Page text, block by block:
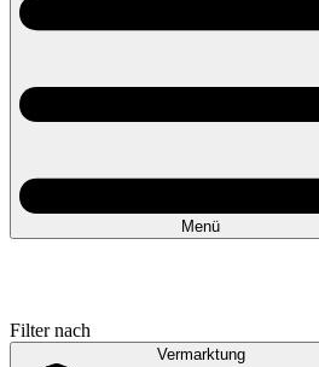
Menü
Filter nach
Vermarktung